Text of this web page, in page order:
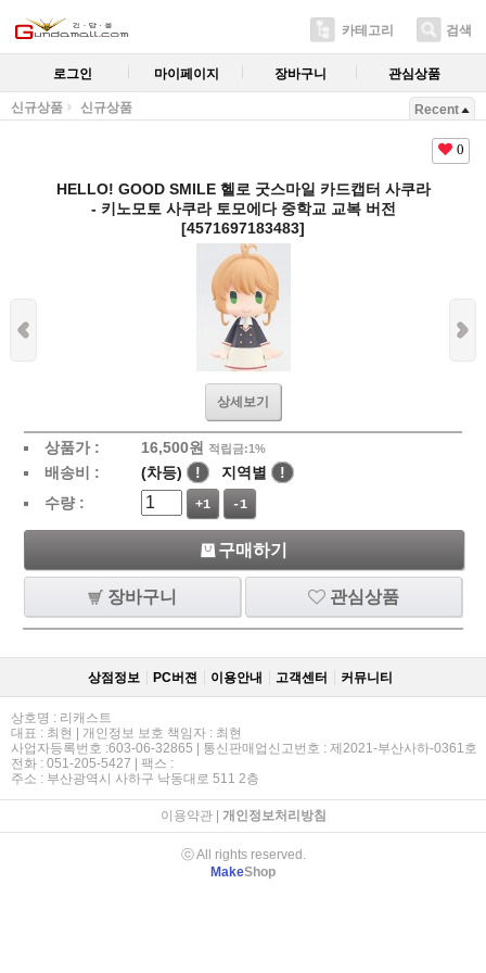
카테고리 검색
로그인 마이페이지 장바구니 관심상품
신규상품 신규상품 Recent
0
HELLO! GOOD SMILE 헬로 굿스마일 카드캡터 사쿠라
- 키노모토 사쿠라 토모에다 중학교 교복 버전
[4571697183483]
상세보기
상품가 : 16,500원 적립금:1%
배송비 : (차등) ! 지역별
!
수량 :
+1 -1
구매하기
장바구니 관심상품
상점정보 PC버젼 이용안내 고객센터 커뮤니티
상호명 : 리캐스트
대표 : 최현 | 개인정보 보호 책임자 : 최현
사업자등록번호 :603-06-32865 | 통신판매업신고번호 : 제2021-부산사하-0361호
전화 : 051-205-5427 | 팩스 :
주소 : 부산광역시 사하구 낙동대로 511 2층
이용약관| 개인정보처리방침
ⓒ All rights reserved.
MakeShop